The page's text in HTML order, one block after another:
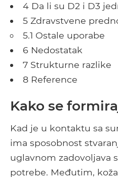
4 Da li su D2 i D3
5 Zdravstvene
5.1 Ostale uporabe
6 Nedostatak
7 Strukturne razlike
8 Reference
Kako se
Kad je u kontaktu sa
ima sposobnost
uglavnom zadovoljava
potrebe. Međutim,